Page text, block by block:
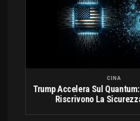
CINA
Trump Accelera Sul
Riscrivono La